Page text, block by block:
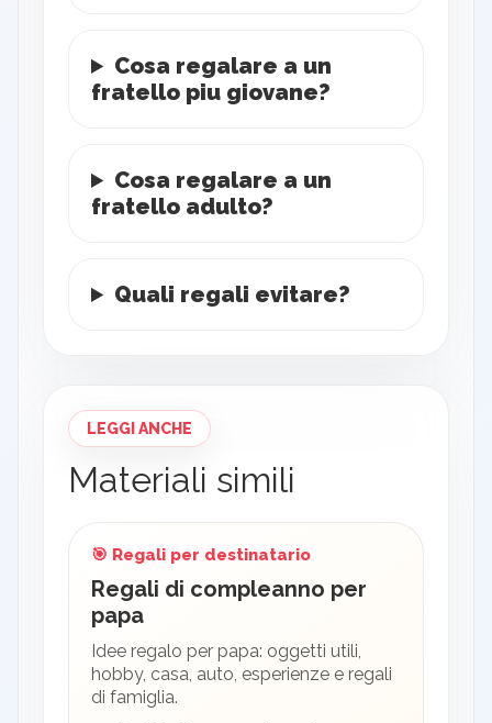
Cosa regalare a un
fratello piu giovane?
Cosa regalare a un
fratello adulto?
Quali regali evitare?
LEGGI ANCHE
Materiali simili
🎯 Regali per destinatario
Regali di compleanno per
papa
Idee regalo per papa: oggetti utili,
hobby, casa, auto, esperienze e regali
di famiglia.